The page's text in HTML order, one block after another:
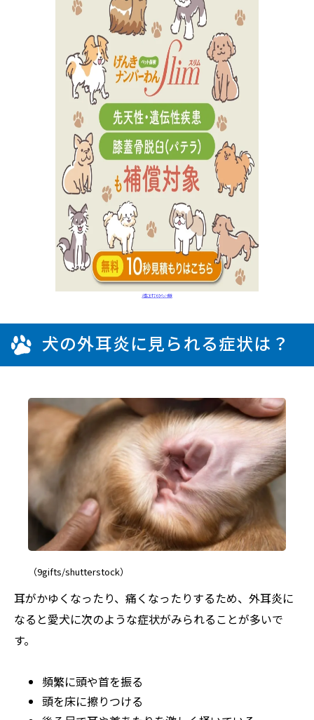
犬の外耳炎に見られる症状は？
（9gifts/shutterstock）
耳がかゆくなったり、痛くなったりするため、外耳炎に
なると愛犬に次のような症状がみられることが多いで
す。
頻繁に頭や首を振る
頭を床に擦りつける